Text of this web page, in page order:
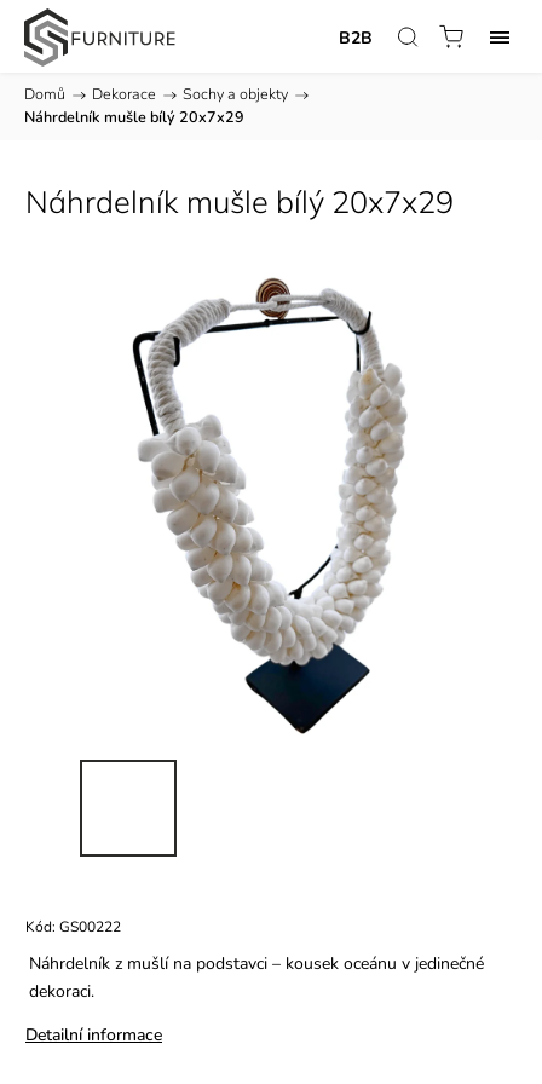
B2B
Domů / Dekorace / Sochy a objekty /
Náhrdelník mušle bílý 20x7x29
Náhrdelník mušle bílý 20x7x29
Kód: GS00222
Náhrdelník z mušlí na podstavci – kousek oceánu v jedinečné
dekoraci.
Detailní informace